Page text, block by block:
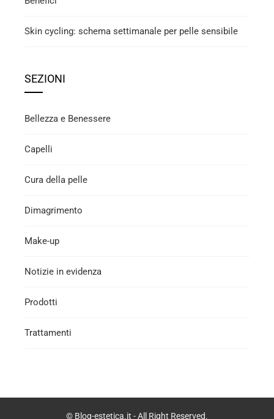
Skin cycling: schema settimanale per pelle sensibile
SEZIONI
Bellezza e Benessere
Capelli
Cura della pelle
Dimagrimento
Make-up
Notizie in evidenza
Prodotti
Trattamenti
© Blog-estetica.it - All Right Reserved.